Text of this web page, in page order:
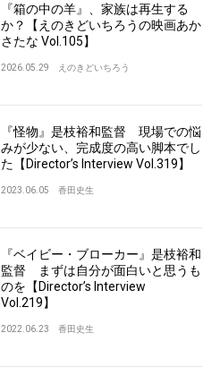
『箱の中の羊』、家族は再生する
か？【えのきどいちろうの映画あか
さたな Vol.105】
2026.05.29 えのきどいちろう
『怪物』是枝裕和監督 現場での悩
みが少ない、完成度の高い脚本でし
た【Director’s Interview Vol.319】
2023.06.05 香田史生
『ベイビー・ブローカー』是枝裕和
監督 まずは自分が面白いと思うも
のを【Director’s Interview
Vol.219】
2022.06.23 香田史生